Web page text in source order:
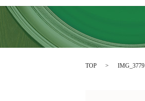
TOP IMG_3779